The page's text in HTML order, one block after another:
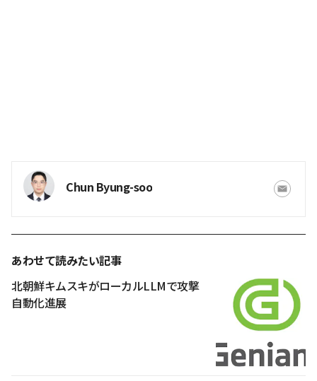
Chun Byung-soo
あわせて読みたい記事
北朝鮮キムスキがローカルLLMで攻撃
自動化進展